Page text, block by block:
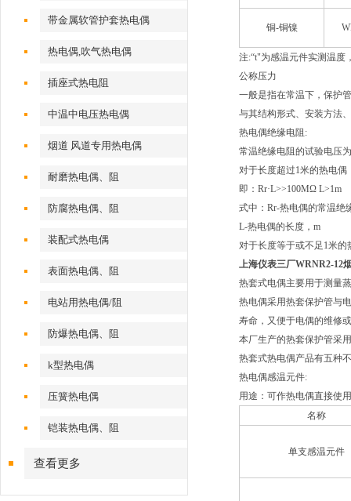
带金属软管护套热电偶
热电偶,吹气热电偶
插座式热电阻
中温中电压热电偶
烟道 风道专用热电偶
耐磨热电偶、阻
防腐热电偶、阻
装配式热电偶
表面热电偶、阻
电站用热电偶/阻
防爆热电偶、阻
k型热电偶
压簧热电偶
铠装热电偶、阻
查看更多
铜-铜镍
注:“t"为感温元件实测温度
公称压力
一般是指在常温下，保护
与其结构形式、安装方法
热电偶绝缘电阻:
常温绝缘电阻的试验电压
对于长度超过1米的热电偶
即：Rr·L>>100MΩ L>1m
式中：Rr-热电偶的常温绝
L-热电偶的长度，m
对于长度等于或不足1米
上海仪表三厂WRNR2-12
热套式电偶主要用于测量
热电偶采用热套保护管与
寿命，又便于电偶的维修
本厂生产的热套保护管采
热套式热电偶产品有五种
热电偶感温元件:
用途：可作热电偶直接使
名称
单支感温元件